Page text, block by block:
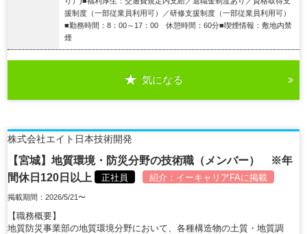
援制度（一部従業員利用可）／研修支援制度（一部従業員利用可）
■勤務時間：8：00～17：00 休憩時間：60分■喫煙情報：敷地内禁
煙
気になる
株式会社エイト日本技術開発
【宮城】地質環境・防災分野の技術職（メンバー） ※年
間休日120日以上
正社員 紹介： イーキャリアFAに掲載
掲載期間：2026/5/21〜
【職務概要】
地質防災事業部の地質環境分野において、各種構造物の土質・地質調